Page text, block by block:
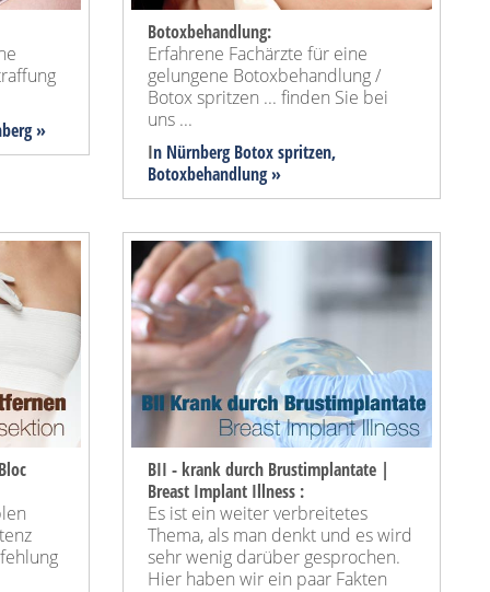
»
Botoxbehandlung:
Erfahrene Fachärzte für eine
gelungene Botoxbehandlung /
Botox spritzen ... finden Sie bei
uns ...
In Nürnberg Botox spritzen,
Botoxbehandlung »
BII - krank durch Brustimplantate |
Breast Implant Illness :
Es ist ein weiter verbreitetes
Thema, als man denkt und es wird
sehr wenig darüber gesprochen.
Hier haben wir ein paar Fakten